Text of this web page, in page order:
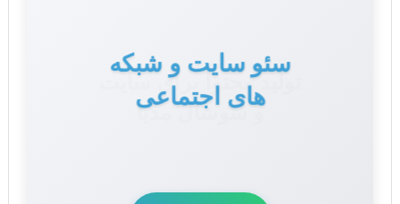
تولید محتوا برای سایت
و سوشال مدیا